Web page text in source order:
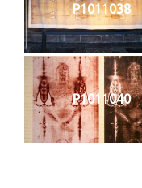
P1011038
P1011040